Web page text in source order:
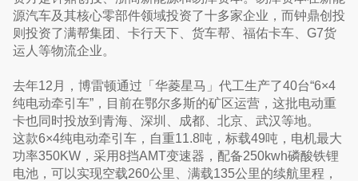
源汽车及其核心零部件领域投资了十多家企业，而钟鼎创投
则投资了满帮集团、卡行天下、货车帮、福佑卡车、G7货
运人等物流企业。
去年12月，博雷顿通过「华菱星马」代工生产了40台“6×4
纯电动牵引车”，目前在鄂尔多斯的矿区运营，这批电动重
卡也同时投放到青海、深圳、成都、北京、武汉等地。
这款6×4纯电动牵引车，自重11.8吨，标载49吨，电机最大
功率350KW，采用8挡AMT变速器，配备250kwh磷酸铁锂
电池，可以实现空载260公里、满载135公里的续航里程，